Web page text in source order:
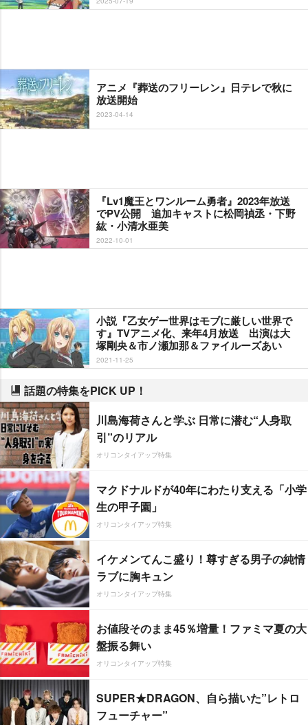
アニメ『葬送のフリーレン』日テレで秋に
放送開始
2023-04-14
『Lv1魔王とワンルーム勇者』2023年放送
でPV公開 追加キャストに松岡禎丞・下野
紘・小清水亜美
2022-10-01
小説『乙女ゲー世界はモブに厳しい世界で
す』TVアニメ化、来年4月放送 出演は大
塚剛央＆市ノ瀬加那＆ファイルーズあい
2021-11-25
話題の特集をPICK UP！
川島海荷さんと学ぶ 日常に潜む“人身取
引”のリアル
オリコンタイアップ特集
マクドナルドが40年にわたり支える「小学
生の甲子園」
オリコンタイアップ特集
イケメンてんこ盛り！尊すぎる男子の純情
ラブに胸キュン
オリコンタイアップ特集
お値段そのまま45％増量！ファミマ夏の大
盤振る舞い
オリコンタイアップ特集
SUPER★DRAGON、自ら描いた”レトロ
フューチャー”